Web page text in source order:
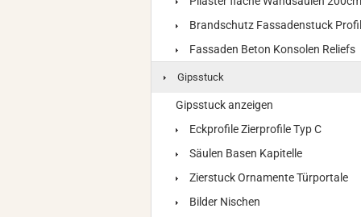
Brandschutz Fassadenstuck
Fassaden Beton Konsolen Reliefs
Gipsstuck
Gipsstuck anzeigen
Eckprofile Zierprofile Typ C
Säulen Basen Kapitelle
Zierstuck Ornamente Türportale
Bilder Nischen